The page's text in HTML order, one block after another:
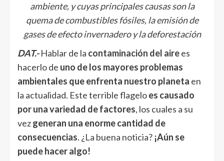
ambiente, y cuyas principales causas son la
quema de combustibles fósiles, la emisión de
gases de efecto invernadero y la deforestación
DAT.-Hablar de la contaminación del airees
hacerlo de uno de los mayores problemas
ambientales que enfrenta nuestro planeta en
la actualidad. Este terrible flageloes causado
por una variedad de factores, los cuales a su
vezgeneran una enorme cantidad de
consecuencias. ¿La buena noticia? ¡Aún se
puede hacer algo!